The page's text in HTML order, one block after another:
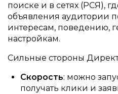
поиске и в сетях (РСЯ),
объявления аудитории
интересам, поведению,
настройкам.
Сильные стороны
Скорость: можно
получать клики и